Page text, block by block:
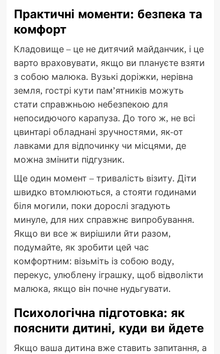
Практичні моменти: безпека та
комфорт
Кладовище – це не дитячий майданчик, і це
варто враховувати, якщо ви плануєте взяти
з собою малюка. Вузькі доріжки, нерівна
земля, гострі кути пам’ятників можуть
стати справжньою небезпекою для
непосидючого карапуза. До того ж, не всі
цвинтарі обладнані зручностями, як-от
лавками для відпочинку чи місцями, де
можна змінити підгузник.
Ще один момент – тривалість візиту. Діти
швидко втомлюються, а стояти годинами
біля могили, поки дорослі згадують
минуле, для них справжнє випробування.
Якщо ви все ж вирішили йти разом,
подумайте, як зробити цей час
комфортним: візьміть із собою воду,
перекус, улюблену іграшку, щоб відволікти
малюка, якщо він почне нудьгувати.
Психологічна підготовка: як
пояснити дитині, куди ви йдете
Якщо ваша дитина вже ставить запитання, а